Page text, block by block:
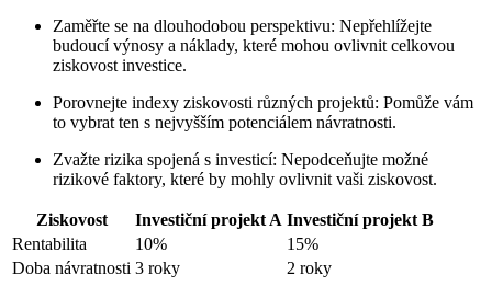
Zaměřte se na dlouhodobou perspektivu: Nepřehlížejte
budoucí výnosy a náklady, které mohou ovlivnit celkovou
ziskovost investice.
Porovnejte indexy ziskovosti různých projektů: Pomůže vám
to vybrat ten s nejvyšším potenciálem návratnosti.
Zvažte rizika spojená s investicí: Nepodceňujte možné
rizikové faktory, které by mohly ovlivnit vaši ziskovost.
Ziskovost Investiční projekt A Investiční projekt B
Rentabilita
10%
15%
Doba návratnosti 3 roky 2 roky